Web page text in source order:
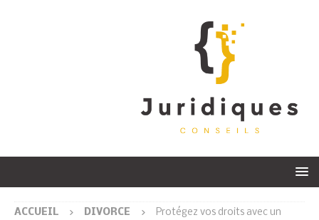
ACCUEIL DIVORCE
Protégez vos droits avec un